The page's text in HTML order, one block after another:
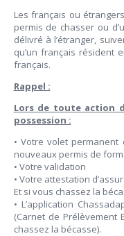
Les français ou
permis de chasser ou
délivré à l’étranger,
qu’un français résident
français.
Rappel :
Lors de toute action
possession :
• Votre volet
nouveaux permis de
• Votre validation
• Votre attestation
Et si vous chassez la
• L’application
(Carnet de Prélèvement
chassez la bécasse).